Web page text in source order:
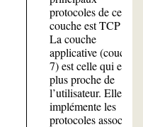
protocoles de cette
couche est TCP
La couche
applicative (couche
7) est celle qui est la
plus proche de
l’utilisateur. Elle
implémente les
protocoles associés à